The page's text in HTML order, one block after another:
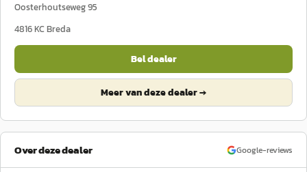
Oosterhoutseweg 95
4816 KC Breda
Bel dealer
Meer van deze dealer →
Over deze dealer Google-reviews